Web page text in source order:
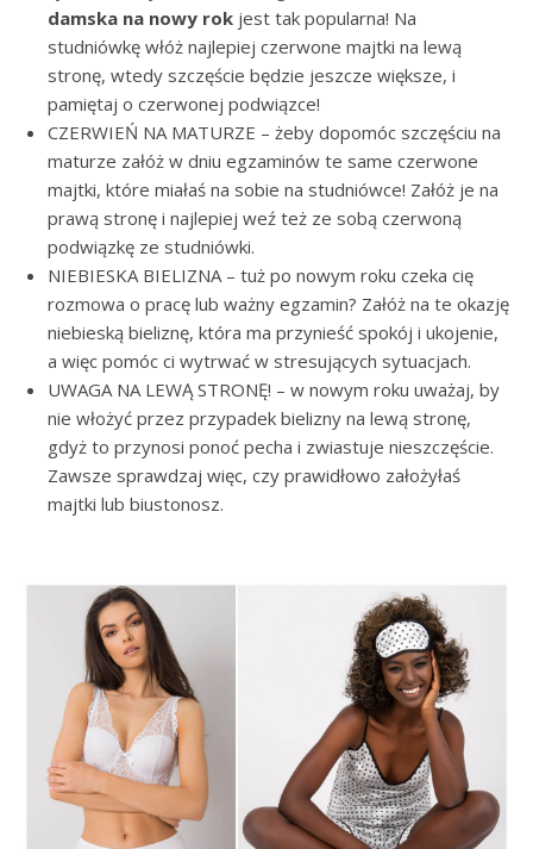
damska na nowy rok jest tak popularna! Na
studniówkę włóż najlepiej czerwone majtki na lewą
stronę, wtedy szczęście będzie jeszcze większe, i
pamiętaj o czerwonej podwiązce!
CZERWIEŃ NA MATURZE – żeby dopomóc szczęściu na
maturze załóż w dniu egzaminów te same czerwone
majtki, które miałaś na sobie na studniówce! Załóż je na
prawą stronę i najlepiej weź też ze sobą czerwoną
podwiązkę ze studniówki.
NIEBIESKA BIELIZNA – tuż po nowym roku czeka cię
rozmowa o pracę lub ważny egzamin? Załóż na te okazję
niebieską bieliznę, która ma przynieść spokój i ukojenie,
a więc pomóc ci wytrwać w stresujących sytuacjach.
UWAGA NA LEWĄ STRONĘ! – w nowym roku uważaj, by
nie włożyć przez przypadek bielizny na lewą stronę,
gdyż to przynosi ponoć pecha i zwiastuje nieszczęście.
Zawsze sprawdzaj więc, czy prawidłowo założyłaś
majtki lub biustonosz.